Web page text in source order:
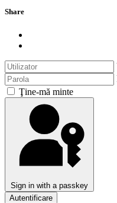
Share
Ţine-mă minte
Sign in with a passkey
Autentificare